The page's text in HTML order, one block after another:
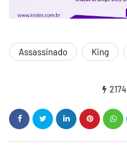
Assassinado King
2174